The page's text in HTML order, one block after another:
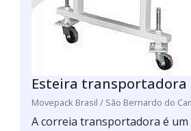
Esteira transportadora
Movepack Brasil / São Bernardo do
A correia transportadora é